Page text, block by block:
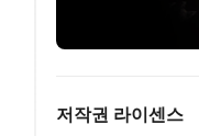
저작권 라이센스